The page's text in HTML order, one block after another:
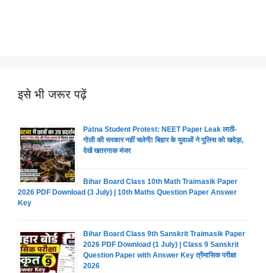
इसे भी जरूर पढ़ें
Patna Student Protest: NEET Paper Leak लाठी-
गोली की सरकार नहीं चलेगी! बिहार के युवाओं ने पुलिस को खदेड़ा,
देखें खतरनाक मंजर
Bihar Board Class 10th Math Traimasik Paper
2026 PDF Download (3 July) | 10th Maths Question Paper Answer
Key
Bihar Board Class 9th Sanskrit Traimasik Paper
2026 PDF Download (1 July) | Class 9 Sanskrit
Question Paper with Answer Key त्रैमासिक परीक्षा
2026